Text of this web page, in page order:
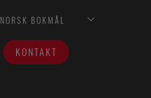
NORSK BOKMÅL
KONTAKT